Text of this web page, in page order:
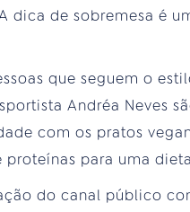
dica de sobremesa é
que seguem o
Andréa Neves
com os pratos
para uma
do canal público